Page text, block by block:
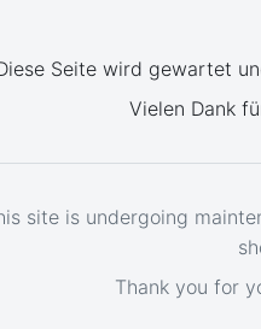
Seite wird gewartet
Vielen Dank
site is undergoing
Thank you for